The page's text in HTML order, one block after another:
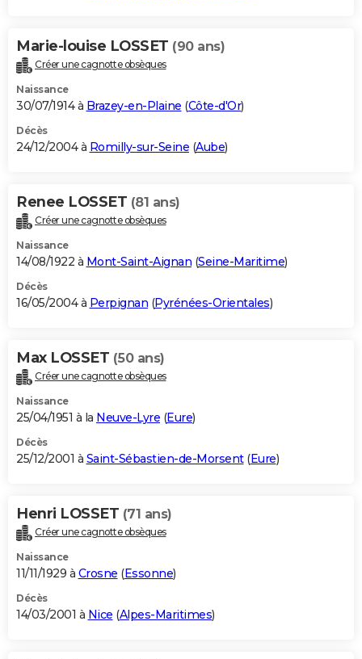
Marie-louise LOSSET (90 ans)
Créer une cagnotte obsèques
Naissance
30/07/1914 à Brazey-en-Plaine (Côte-d'Or)
Décès
24/12/2004 à Romilly-sur-Seine (Aube)
Renee LOSSET (81 ans)
Créer une cagnotte obsèques
Naissance
14/08/1922 à Mont-Saint-Aignan (Seine-Maritime)
Décès
16/05/2004 à Perpignan (Pyrénées-Orientales)
Max LOSSET (50 ans)
Créer une cagnotte obsèques
Naissance
25/04/1951 à la Neuve-Lyre (Eure)
Décès
25/12/2001 à Saint-Sébastien-de-Morsent(Eure)
Henri LOSSET (71 ans)
Créer une cagnotte obsèques
Naissance
11/11/1929 à Crosne (Essonne)
Décès
14/03/2001 à Nice (Alpes-Maritimes)